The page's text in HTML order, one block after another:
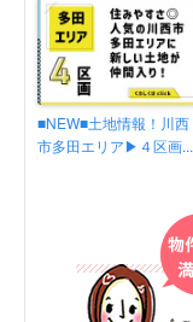
■NEW■土地情報！川西
市多田エリア▶４区画...